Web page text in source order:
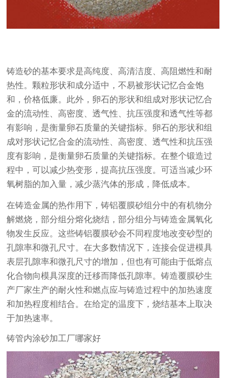
铸造砂的基本要求是高纯度、高清洁度、高阻燃性和耐
热性。颗粒形状和成分适中，不易被形状记忆合金饱
和，价格低廉。此外，卵石的形状和组成对形状记忆合
金的流动性、高密度、透气性、抗压强度和透气性等都
有影响，是衡量卵石质量的关键指标。卵石的形状和组
成对形状记忆合金的流动性、高密度、透气性和抗压强
度有影响，是衡量卵石质量的关键指标。在整个锻造过
程中，可以减少热变形，提高抗压强度。可适当减少环
氧树脂的加入量，减少蒸汽体的形成，降低成本。
在铸造金属的热作用下，铸铝覆膜砂组分中的有机物分
解燃烧，部分组分熔化烧结，部分组分与铸造金属氧化
物发生反应。这些铸铝覆膜砂会不同程度地改变砂型的
孔隙率和微孔尺寸。在大多数情况下，连接会促进模具
表层孔隙率和微孔尺寸的增加，但也有可能由于低熔点
化合物向模具深度的迁移而降低孔隙率。铸造覆膜砂生
产厂家生产的耐火性和燃点应与铸造过程中的加热速度
和加热程度相结合。在给定的温度下，烧结基本上取决
于加热速率。
铸管内涂砂加工厂哪家好